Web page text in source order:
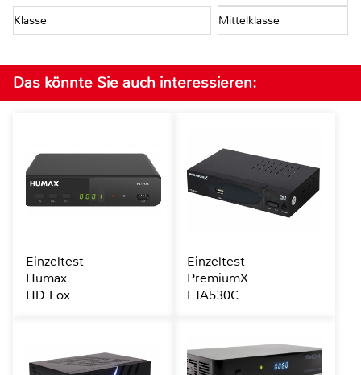
Klasse Mittelklasse
Das könnte Sie auch interessieren:
Einzeltest
Humax
HD Fox
Einzeltest
PremiumX
FTA530C